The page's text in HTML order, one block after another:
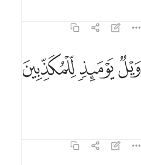
ويل يوميذ للمكذبين ٤٠
وَيْلٌۭ يَوْمَئِذٍۢ لِّلْمُكَذِّبِينَ ٤٠
ﲩﲪﲫ